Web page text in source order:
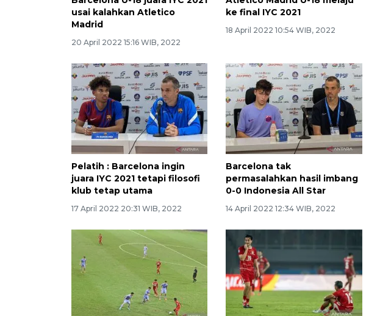
usai kalahkan Atletico
Madrid
20 April 2022 15:16 WIB, 2022
ke final IYC 2021
18 April 2022 10:54 WIB, 2022
Pelatih : Barcelona ingin
juara IYC 2021 tetapi filosofi
klub tetap utama
17 April 2022 20:31 WIB, 2022
Barcelona tak
permasalahkan hasil imbang
0-0 Indonesia All Star
14 April 2022 12:34 WIB, 2022